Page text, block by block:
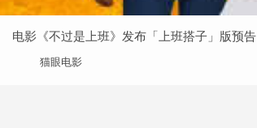
电影《不过是上班》发布「上班搭子」版预告
猫眼电影